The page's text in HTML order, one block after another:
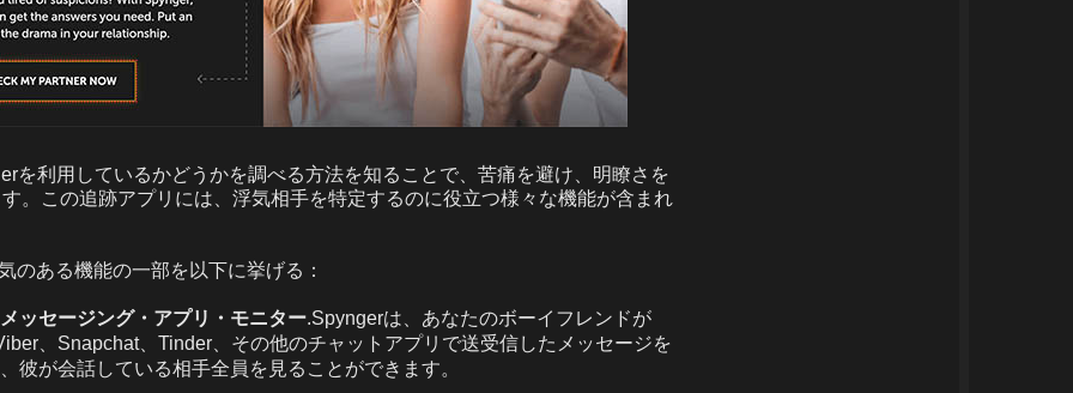
を利用しているかどうかを調べる方法を知ることで、苦痛を避け、明瞭さを
。この追跡アプリには、浮気相手を特定するのに役立つ様々な機能が含まれ
のある機能の一部を以下に挙げる：
ッセージング・アプリ・モニター.Spyngerは、あなたのボーイフレンドが
、Snapchat、Tinder、その他のチャットアプリで送受信したメッセージを
彼が会話している相手全員を見ることができます。